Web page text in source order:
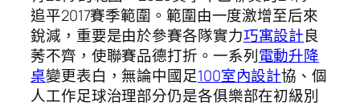
追平2017賽季範圍。範圍由一度激增至后來
銳減，重要是由於參賽各隊實力巧寓設計良
莠不齊，使聯賽品德打折。一系列電動升降
桌變更表白，無論中國足100室內設計協、個
人工作足球治理部分仍是各俱樂部在初級別